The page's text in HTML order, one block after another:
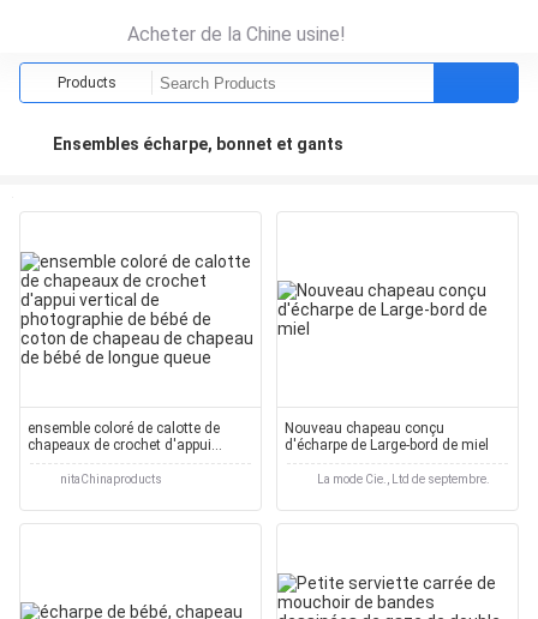
Acheter de la Chine usine!
Products
Ensembles écharpe, bonnet et gants
ensemble coloré de calotte de
chapeaux de crochet d'appui
vertical de photographie de bébé
de coton de chapeau de chapeau
nitaChinaproducts
Nouveau chapeau conçu
d'écharpe de Large-bord de miel
La mode Cie., Ltd de septembre.